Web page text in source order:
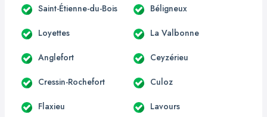
Saint-Étienne-du-Bois Béligneux
Loyettes La Valbonne
Anglefort Ceyzérieu
Cressin-Rochefort Culoz
Flaxieu Lavours